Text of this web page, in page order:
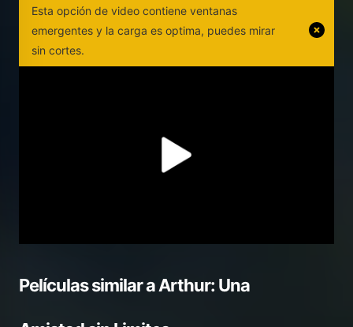
Esta opción de video contiene ventanas
emergentes y la carga es optima, puedes mirar
sin cortes.
Películas similar aArthur: Una